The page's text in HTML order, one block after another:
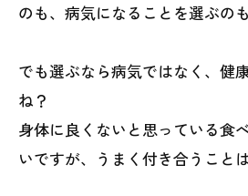
のも、病気になることを選ぶの
でも選ぶなら病気ではなく、健
ね？
身体に良くないと思っている食
いですが、うまく付き合うこと